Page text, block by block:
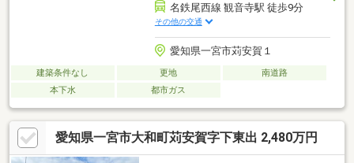
名鉄尾西線 観音寺駅 徒歩9分
その他の交通
愛知県一宮市苅安賀１
建築条件なし 更地
南道路
本下水
都市ガス
愛知県一宮市大和町苅安賀字下東出 2,480万円